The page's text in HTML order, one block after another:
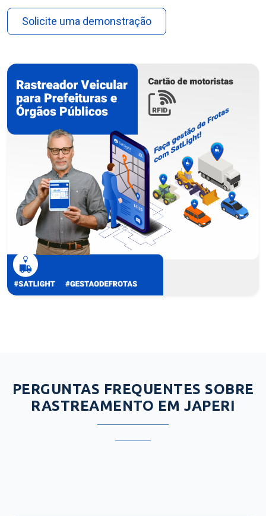
Solicite uma demonstração
PERGUNTAS FREQUENTES SOBRE
RASTREAMENTO EM JAPERI